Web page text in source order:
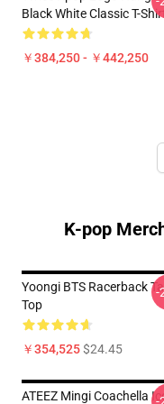
Black White Classic T-Shirt
￥384,250 - ￥442,250
K-pop
Yoongi BTS Racerback
Top
￥354,525$24.45
-
ATEEZ Mingi Coachella